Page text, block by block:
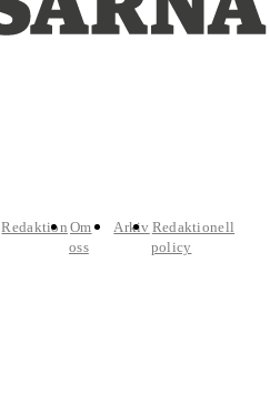
Redaktion Om
oss
Arkiv Redaktionell
policy